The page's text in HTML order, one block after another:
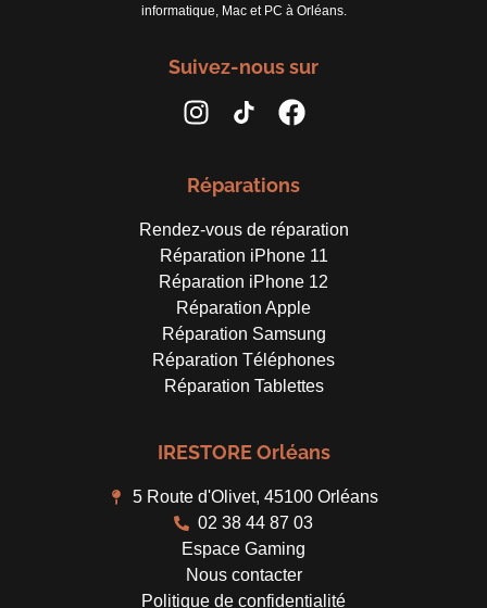
informatique, Mac et PC à Orléans.
Suivez-nous sur
Réparations
Rendez-vous de réparation
Réparation iPhone 11
Réparation iPhone 12
Réparation Apple
Réparation Samsung
Réparation Téléphones
Réparation Tablettes
IRESTORE Orléans
5 Route d'Olivet, 45100 Orléans
02 38 44 87 03
Espace Gaming
Nous contacter
Politique de confidentialité